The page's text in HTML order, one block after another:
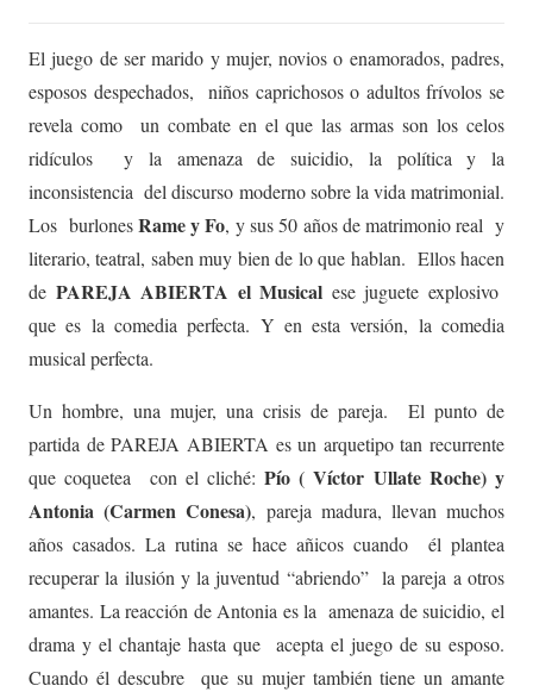
El juego de ser marido y mujer, novios o enamorados, padres,
esposos despechados, niños caprichosos o adultos frívolos se
revela como un combate en el que las armas son los celos
ridículos y la amenaza de suicidio, la política y la
inconsistencia del discurso moderno sobre la vida matrimonial.
Los burlonesRame y Fo, y sus 50 años de matrimonio real y
literario, teatral, saben muy bien de lo que hablan. Ellos hacen
de PAREJA ABIERTA el Musical ese juguete explosivo
que es la comedia perfecta. Y en esta versión, la comedia
musical perfecta.
Un hombre, una mujer, una crisis de pareja. El punto de
partida de PAREJA ABIERTA es un arquetipo tan recurrente
que coquetea con el cliché:Pío ( Víctor Ullate Roche) y
Antonia (Carmen Conesa), pareja madura, llevan muchos
años casados. La rutina se hace añicos cuando él plantea
recuperar la ilusión y la juventud “abriendo” la pareja a otros
amantes. La reacción de Antonia es la amenaza de suicidio, el
drama y el chantaje hasta que acepta el juego de su esposo.
Cuando él descubre que su mujer también tiene un amante